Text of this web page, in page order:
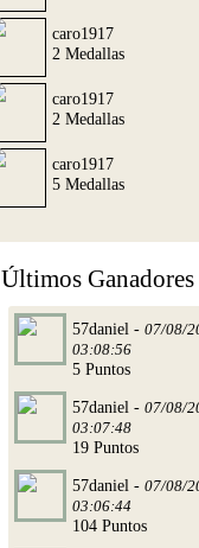
caro1917
2 Medallas
caro1917
2 Medallas
caro1917
5 Medallas
Últimos Ganadores
57daniel - 07/08/
03:08:56
5 Puntos
57daniel - 07/08/
03:07:48
19 Puntos
57daniel - 07/08/
03:06:44
104 Puntos